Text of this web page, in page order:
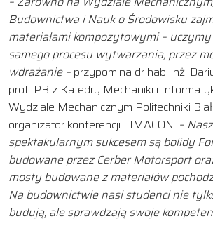
Budownictwa i Nauk o Środowisku
materiałami kompozytowymi –
samego procesu wytwarzania, przez
wdrażanie – przypomina dr hab. inż.
prof. PB z Katedry Mechaniki i
Wydziale Mechanicznym Politechniki
organizator konferencji LIMACON. –
spektakularnym sukcesem są bolidy
budowane przez Cerber Motorsport
mosty budowane z materiałów
Na budownictwie nasi studenci nie
budują, ale sprawdzają swoje